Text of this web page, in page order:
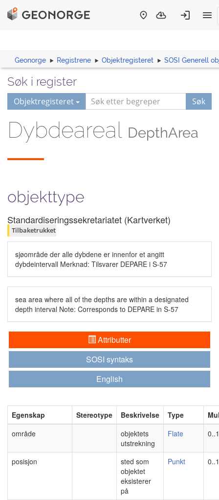
Geonorge Registrene Objektregisteret SOSI Generell
Søk i register
Objektregisteret Søk
Dybdeareal DepthArea
objekttype
Standardiseringssekretariatet (Kartverket)
Tilbaketrukket
sjøområde der alle dybdene er innenfor et angitt
dybdeintervall Merknad: Tilsvarer DEPARE i S-57
sea area where all of the depths are within a designated
depth interval Note: Corresponds to DEPARE in S-57
Attributter
SOSI syntaks
English
Egenskap Stereotype Beskrivelse Type
område
objektets
utstrekning
Flate 0..1
posisjon
sted som
objektet
eksisterer
på
Punkt 0..1